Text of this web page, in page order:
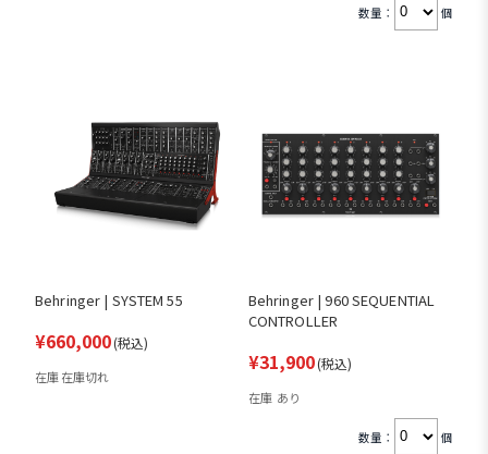
数量： 個
Behringer | SYSTEM 55
¥660,000(税込)
在庫 在庫切れ
Behringer | 960 SEQUENTIAL
CONTROLLER
¥31,900(税込)
在庫 あり
数量： 個